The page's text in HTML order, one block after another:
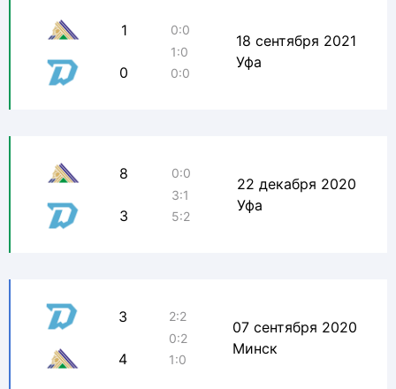
1
0
0:0
1:0
0:0
18 сентября 2021
Уфа
8
3
0:0
3:1
5:2
22 декабря 2020
Уфа
3
4
2:2
0:2
1:0
07 сентября 2020
Минск